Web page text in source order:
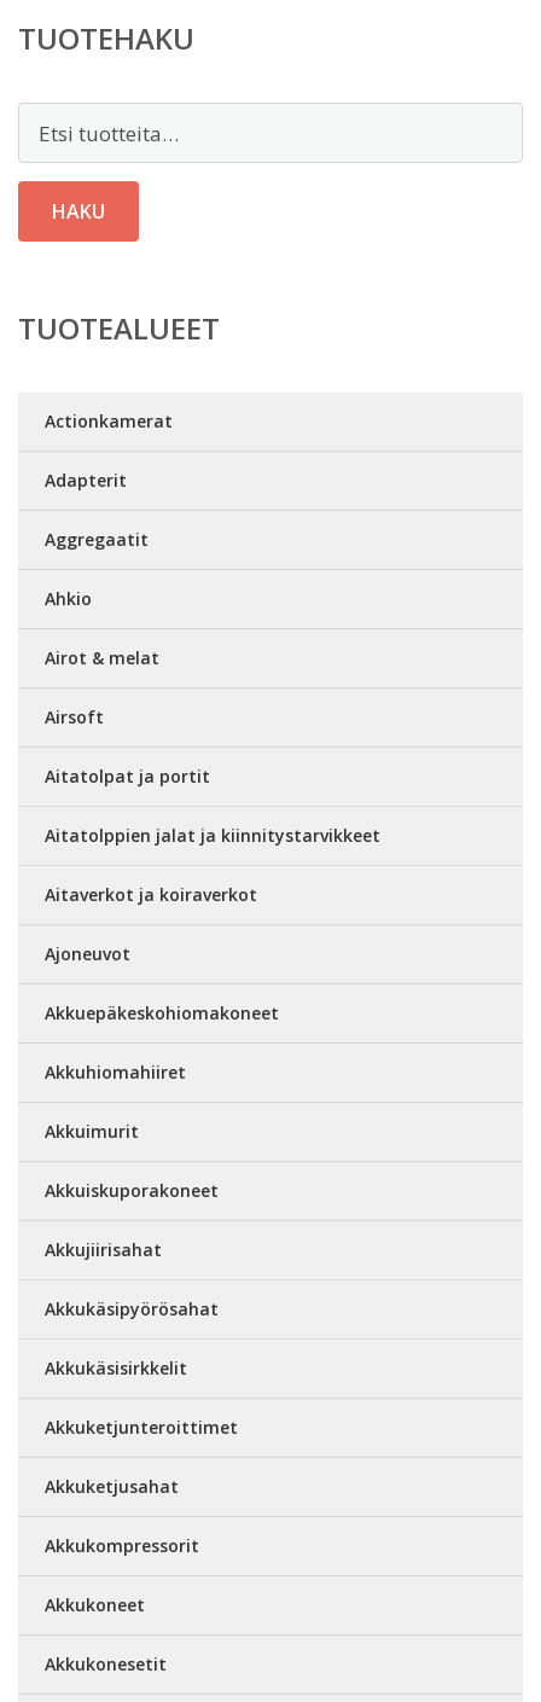
TUOTEHAKU
Etsi:
HAKU
TUOTEALUEET
Actionkamerat
Adapterit
Aggregaatit
Ahkio
Airot & melat
Airsoft
Aitatolpat ja portit
Aitatolppien jalat ja kiinnitystarvikkeet
Aitaverkot ja koiraverkot
Ajoneuvot
Akkuepäkeskohiomakoneet
Akkuhiomahiiret
Akkuimurit
Akkuiskuporakoneet
Akkujiirisahat
Akkukäsipyörösahat
Akkukäsisirkkelit
Akkuketjunteroittimet
Akkuketjusahat
Akkukompressorit
Akkukoneet
Akkukonesetit